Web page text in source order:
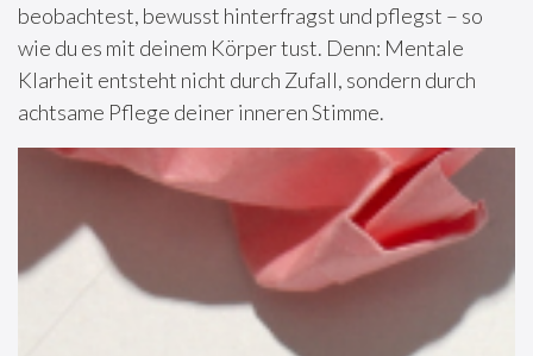
beobachtest, bewusst hinterfragst und pflegst – so
wie du es mit deinem Körper tust. Denn: Mentale
Klarheit entsteht nicht durch Zufall, sondern durch
achtsame Pflege deiner inneren Stimme.